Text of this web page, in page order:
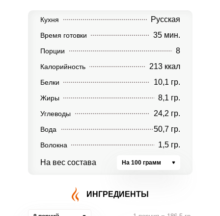
Кухня Русская
Время готовки 35 мин.
Порции 8
Калорийность 213 ккал
Белки 10,1 гр.
Жиры 8,1 гр.
Углеводы 24,2 гр.
Вода 50,7 гр.
Волокна 1,5 гр.
На вес состава На 100 грамм
ИНГРЕДИЕНТЫ